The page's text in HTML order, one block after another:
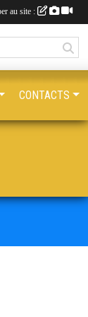
CONTACTS
au site :